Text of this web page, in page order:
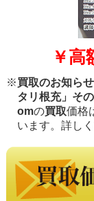
￥高
※買取のお知ら
タリ根充」そ
omの買取価格
います。詳し